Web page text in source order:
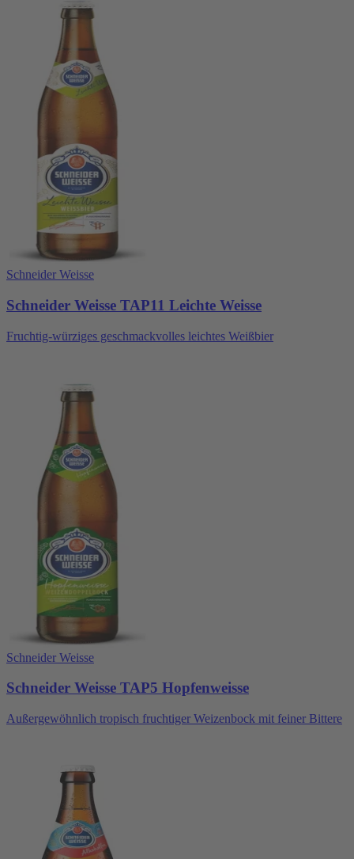
Schneider Weisse
Schneider Weisse TAP11 Leichte Weisse
Fruchtig-würziges geschmackvolles leichtes Weißbier
Schneider Weisse
Schneider Weisse TAP5 Hopfenweisse
Außergewöhnlich tropisch fruchtiger Weizenbock mit feiner Bittere